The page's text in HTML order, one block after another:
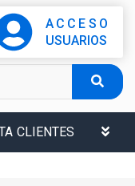
ACCESO
USUARIOS
CLIENTES